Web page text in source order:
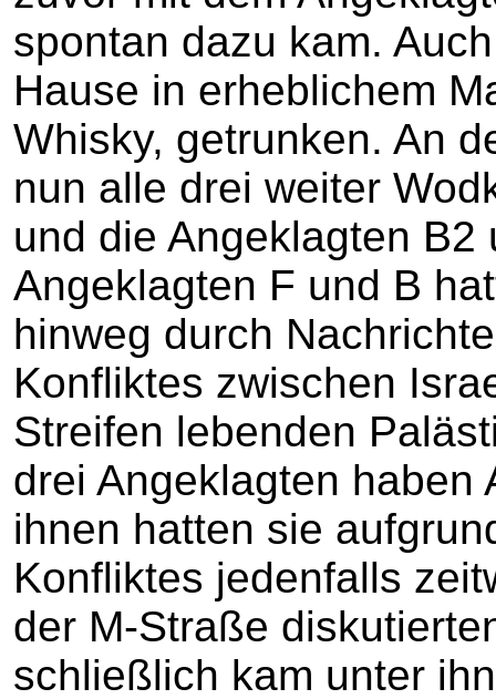
spontan dazu kam.
Hause in erheblichem
Whisky, getrunken. An
nun alle drei weiter
und die Angeklagten
Angeklagten F und B
hinweg durch
Konfliktes zwischen
Streifen lebenden
drei Angeklagten haben
ihnen hatten sie
Konfliktes jedenfalls
der M-Straße
schließlich kam unter